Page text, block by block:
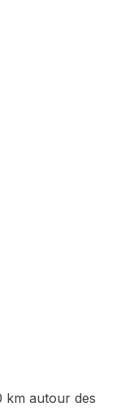
autour des